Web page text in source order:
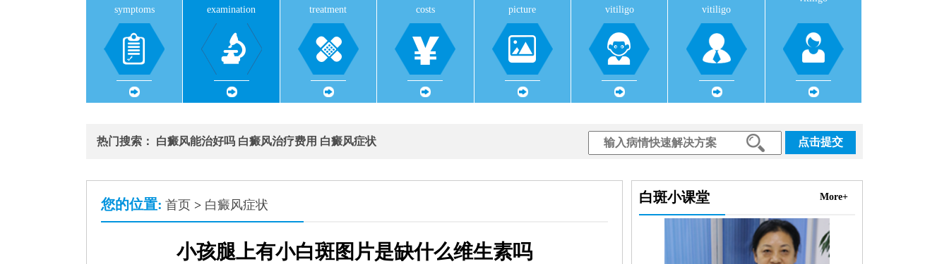
symptoms
examination
treatment
costs
picture
vitiligo
vitiligo
热门搜索： 白癜风能治好吗 白癜风治疗费用 白癜风症状 点击提交
您的位置: 首页 > 白癜风症状
小孩腿上有小白斑图片是缺什么维生素吗
白斑小课堂 More+